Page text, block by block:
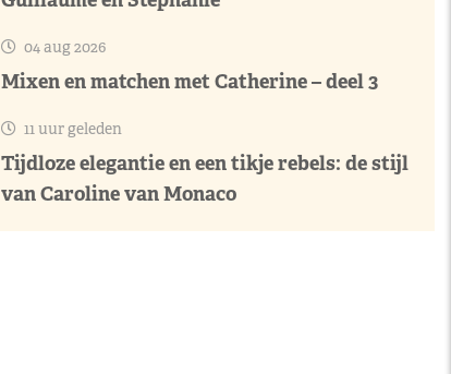
04 aug 2026
Mixen en matchen met Catherine – deel 3
11 uur geleden
Tijdloze elegantie en een tikje rebels: de stijl
van Caroline van Monaco